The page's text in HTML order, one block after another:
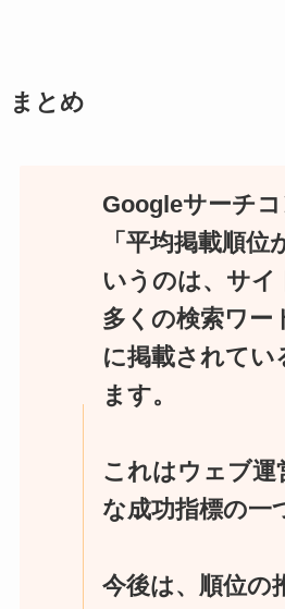
まとめ
Googleサーチ
「平均掲載順位
いうのは、サ
多くの検索ワー
に掲載されてい
ます。
これはウェブ運
な成功指標の一
今後は、順位の